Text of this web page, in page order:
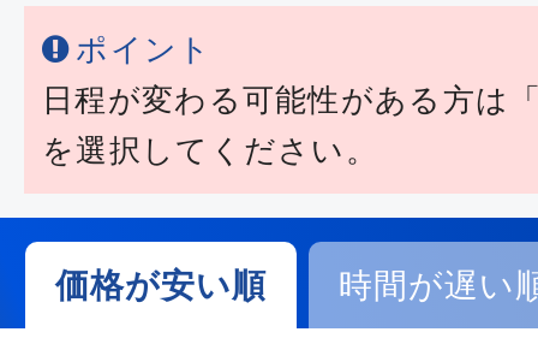
ポイント
日程が変わる可能性がある方は
を選択してください。
価格が安い順 時間が遅い